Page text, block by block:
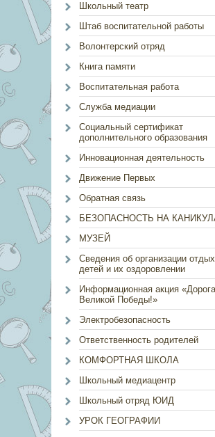
Школьный театр
Штаб воспитательной работы
Волонтерский отряд
Книга памяти
Воспитательная работа
Служба медиации
Социальный сертификат
дополнительного образования
Инновационная деятельность
Движение Первых
Обратная связь
БЕЗОПАСНОСТЬ НА
МУЗЕЙ
Сведения об организации
детей и их оздоровлении
Информационная акция
Великой Победы!»
Электробезопасность
Ответственность родителей
КОМФОРТНАЯ ШКОЛА
Школьный медиацентр
Школьный отряд ЮИД
УРОК ГЕОГРАФИИ